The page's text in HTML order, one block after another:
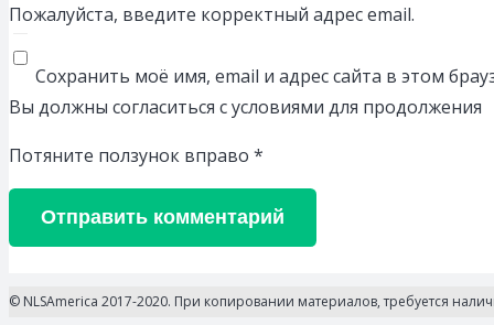
Пожалуйста, введите корректный адрес email.
Сохранить моё имя, email и адрес сайта в этом
Вы должны согласиться с условиями для продолжения
Потяните ползунок вправо *
Отправить комментарий
© NLSAmerica 2017-2020. При копировании материалов, требуется